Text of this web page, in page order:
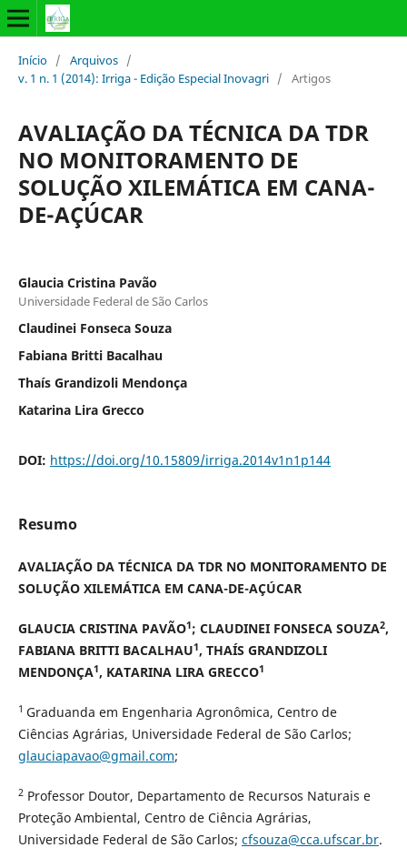
Início / Arquivos /
v. 1 n. 1 (2014): Irriga - Edição Especial Inovagri / Artigos
AVALIAÇÃO DA TÉCNICA DA TDR
NO MONITORAMENTO DE
SOLUÇÃO XILEMÁTICA EM CANA-
DE-AÇÚCAR
Glaucia Cristina Pavão
Universidade Federal de São Carlos
Claudinei Fonseca Souza
Fabiana Britti Bacalhau
Thaís Grandizoli Mendonça
Katarina Lira Grecco
DOI: https://doi.org/10.15809/irriga.2014v1n1p144
Resumo
AVALIAÇÃO DA TÉCNICA DA TDR NO MONITORAMENTO DE
SOLUÇÃO XILEMÁTICA EM CANA-DE-AÇÚCAR
GLAUCIA CRISTINAPAVÃO1; CLAUDINEI FONSECA SOUZA2,
FABIANA BRITTI BACALHAU1, THAÍS GRANDIZOLI
MENDONÇA1, KATARINA LIRA GRECCO1
1 Graduanda em Engenharia Agronômica, Centro de
Ciências Agrárias, Universidade Federal de São Carlos;
glauciapavao@gmail.com;
2Professor Doutor, Departamento de Recursos Naturais e
Proteção Ambiental, Centro de Ciência Agrárias,
Universidade Federal de São Carlos; cfsouza@cca.ufscar.br.